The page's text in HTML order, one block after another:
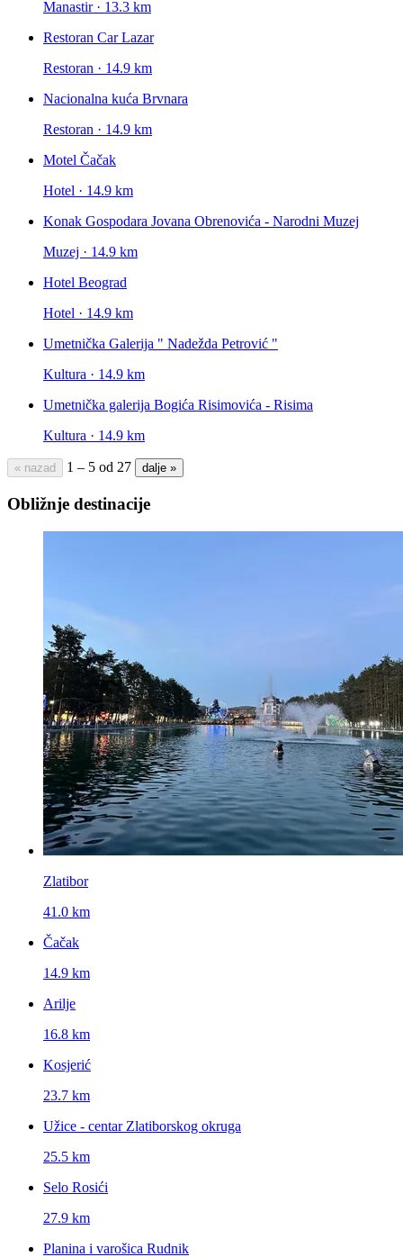
Manastir · 13.3 km
Restoran Car Lazar
Restoran · 14.9 km
Nacionalna kuća Brvnara
Restoran · 14.9 km
Motel Čačak
Hotel · 14.9 km
Konak Gospodara Jovana Obrenovića - Narodni Muzej
Muzej · 14.9 km
Hotel Beograd
Hotel · 14.9 km
Umetnička Galerija " Nadežda Petrović "
Kultura · 14.9 km
Umetnička galerija Bogića Risimovića - Risima
Kultura · 14.9 km
« nazad 1 – 5 od 27 dalje »
Obližnje destinacije
Zlatibor
41.0 km
Čačak
14.9 km
Arilje
16.8 km
Kosjerić
23.7 km
Užice - centar Zlatiborskog okruga
25.5 km
Selo Rosići
27.9 km
Planina i varošica Rudnik